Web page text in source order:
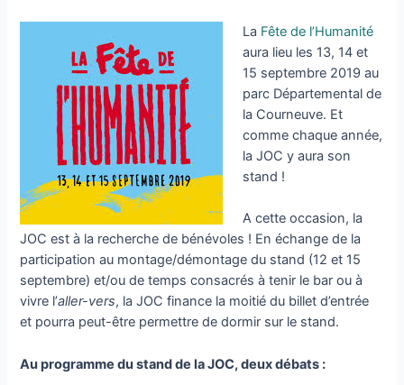
La Fête de l’Humanité
aura lieu les 13, 14 et
15 septembre 2019 au
parc Départemental de
la Courneuve. Et
comme chaque année,
la JOC y aura son
stand !
A cette occasion, la
JOC est à la recherche de bénévoles ! En échange de la
participation au montage/démontage du stand (12 et 15
septembre) et/ou de temps consacrés à tenir le bar ou à
vivre l’aller-vers, la JOC finance la moitié du billet d’entrée
et pourra peut-être permettre de dormir sur le stand.
Au programme du stand de la JOC, deux débats :